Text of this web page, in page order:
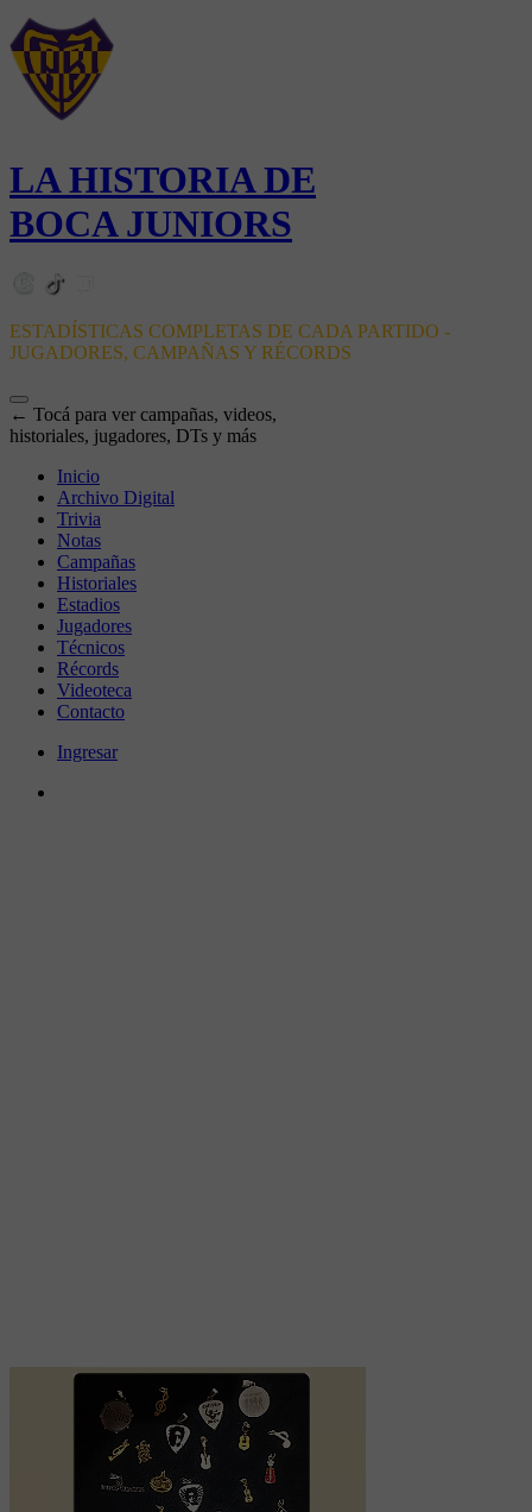
LA HISTORIA DE
BOCA JUNIORS
ESTADÍSTICAS COMPLETAS DE CADA PARTIDO -
JUGADORES, CAMPAÑAS Y RÉCORDS
← Tocá para ver campañas, videos,
historiales, jugadores, DTs y más
Inicio
Archivo Digital
Trivia
Notas
Campañas
Historiales
Estadios
Jugadores
Técnicos
Récords
Videoteca
Contacto
Ingresar